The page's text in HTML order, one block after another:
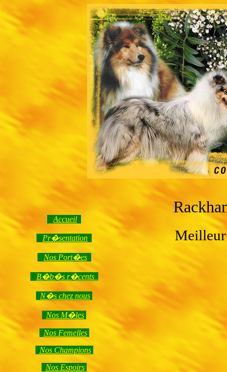
Accueil
Pr�sentation
Nos Port�es
B�b�s r�cents
N�s chez nous
Nos M�les
Nos Femelles
Nos Champions
Nos Espoirs